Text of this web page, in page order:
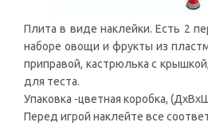
Плита в виде наклейки. Есть 2
наборе овощи и фрукты из
приправой, кастрюлька с
для теста.
Упаковка -цветная коробка,
Перед игрой наклейте все